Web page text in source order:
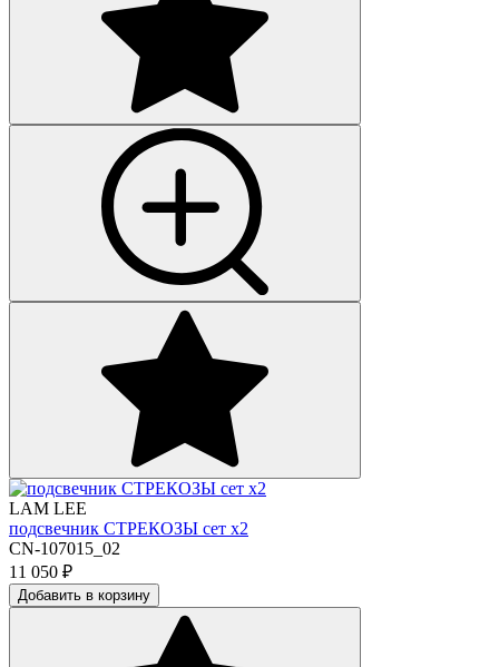
LAM LEE
подсвечник СТРЕКОЗЫ сет х2
CN-107015_02
11 050 ₽
Добавить в корзину